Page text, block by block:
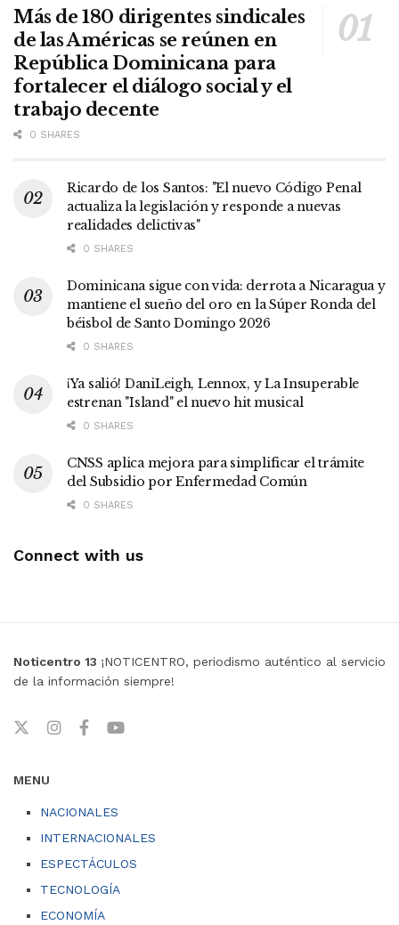
Más de 180 dirigentes sindicales
de las Américas se reúnen en
República Dominicana para
fortalecer el diálogo social y el
trabajo decente
0 SHARES
Ricardo de los Santos: "El nuevo Código Penal
actualiza la legislación y responde a nuevas
realidades delictivas"
0 SHARES
Dominicana sigue con vida: derrota a Nicaragua y
mantiene el sueño del oro en la Súper Ronda del
béisbol de Santo Domingo 2026
0 SHARES
¡Ya salió! DaniLeigh, Lennox, y La Insuperable
estrenan "Island" el nuevo hit musical
0 SHARES
CNSS aplica mejora para simplificar el trámite
del Subsidio por Enfermedad Común
0 SHARES
Connect with us
Noticentro 13 ¡NOTICENTRO, periodismo auténtico al servicio
de la información siempre!
MENU
NACIONALES
INTERNACIONALES
ESPECTÁCULOS
TECNOLOGÍA
ECONOMÍA